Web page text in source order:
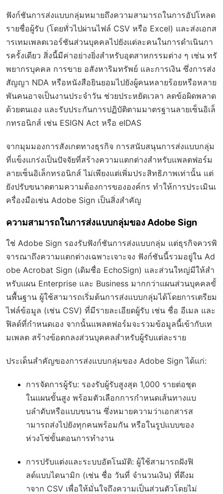
ฟังก์ชันการส่งแบบกลุ่มหมายถึงความสามารถในการอัปโหลด
รายชื่อผู้รับ (โดยทั่วไปผ่านไฟล์ CSV หรือ Excel) และส่งเอกส
ารเทมเพลตเวอร์ชันส่วนบุคคลไปยังแต่ละคนในการดำเนินกา
รครั้งเดียว สิ่งนี้มีค่าอย่างยิ่งสำหรับอุตสาหกรรมต่าง ๆ เช่น ทรั
พยากรบุคคล การขาย อสังหาริมทรัพย์ และการเงิน ซึ่งการส่ง
สัญญา NDA หรือหนังสือยินยอมไปยังผู้คนหลายร้อยหรือหลาย
พันคนอาจเป็นงานประจำวัน ช่วยประหยัดเวลา ลดข้อผิดพลาด
ด้วยตนเอง และรับประกันการปฏิบัติตามมาตรฐานลายเซ็นอิเล็
กทรอนิกส์ เช่น ESIGN Act หรือ eIDAS
จากมุมมองการสังเกตทางธุรกิจ การสนับสนุนการส่งแบบกลุ่ม
ที่แข็งแกร่งเป็นปัจจัยที่สร้างความแตกต่างสำหรับแพลตฟอร์ม
ลายเซ็นอิเล็กทรอนิกส์ ไม่เพียงแต่เพิ่มประสิทธิภาพเท่านั้น แต่
ยังปรับขนาดตามความต้องการขององค์กร ทำให้การประเมินเ
ครื่องมือเช่น Adobe Sign เป็นสิ่งสำคัญ
ความสามารถในการส่งแบบกลุ่มของ Adobe Sign
ใช่ Adobe Sign รองรับฟังก์ชันการส่งแบบกลุ่ม แต่ธุรกิจควรพิ
จารณาถึงความแตกต่างเฉพาะเจาะจง ฟังก์ชันนี้รวมอยู่ใน Ad
obe Acrobat Sign (เดิมชื่อ EchoSign) และส่วนใหญ่มีให้สำ
หรับแผน Enterprise และ Business มากกว่าแผนส่วนบุคคลขั้
นพื้นฐาน ผู้ใช้สามารถเริ่มต้นการส่งแบบกลุ่มได้โดยการเตรียม
ไฟล์ข้อมูล (เช่น CSV) ที่มีรายละเอียดผู้รับ เช่น ชื่อ อีเมล และ
ฟิลด์ที่กำหนดเอง จากนั้นแพลตฟอร์มจะรวมข้อมูลนี้เข้ากับเท
มเพลต สร้างข้อตกลงส่วนบุคคลสำหรับผู้รับแต่ละราย
ประเด็นสำคัญของการส่งแบบกลุ่มของ Adobe Sign ได้แก่:
การจัดการผู้รับ: รองรับผู้รับสูงสุด 1,000 รายต่อชุด
ในแผนขั้นสูง พร้อมตัวเลือกการกำหนดเส้นทางแบ
บลำดับหรือแบบขนาน ซึ่งหมายความว่าเอกสารส
ามารถส่งไปยังทุกคนพร้อมกัน หรือในรูปแบบของ
ห่วงโซ่ขั้นตอนการทำงาน
การปรับแต่งและระบบอัตโนมัติ: ผู้ใช้สามารถฝังฟิ
ลด์แบบไดนามิก (เช่น ชื่อ วันที่ จำนวนเงิน) ที่ดึงม
าจาก CSV เพื่อให้มั่นใจถึงความเป็นส่วนตัวโดยไม่